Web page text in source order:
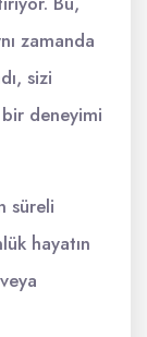
zamanda
sizi
deneyimi
süreli
hayatın